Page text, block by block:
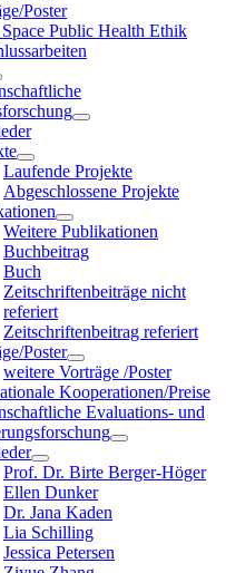
Poster
Public Health Ethik
Laufende Projekte
Abgeschlossene Projekte
Weitere Publikationen
Buchbeitrag
Buch
Zeitschriftenbeiträge nicht
referiert
Zeitschriftenbeitrag referiert
Poster
weitere Vorträge /Poster
Kooperationen/Preise
Evaluations- und
Prof. Dr. Birte Berger-Höger
Ellen Dunker
Dr. Jana Kaden
Lia Schilling
Jessica Petersen